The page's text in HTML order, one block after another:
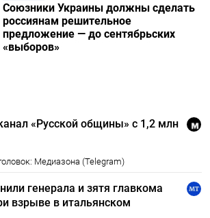
Союзники Украины должны сделать
россиянам решительное
предложение — до сентябрьских
«выборов»